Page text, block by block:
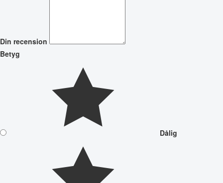
Din recension
Betyg
Dålig